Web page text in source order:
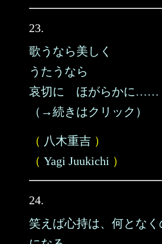
23.
歌うなら美しく
うたうなら
哀切に ほがらかに……
（→続きはクリック）
（ 八木重吉 ）
（ Yagi Juukichi ）
24.
笑えば心持は、何とな